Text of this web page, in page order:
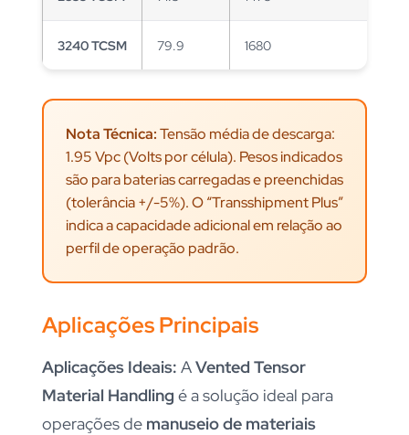
3240 TCSM 79.9 1680
Nota Técnica:Tensão média de descarga:
1.95 Vpc (Volts por célula). Pesos indicados
são para baterias carregadas e preenchidas
(tolerância +/-5%). O “Transshipment Plus”
indica a capacidade adicional em relação ao
perfil de operação padrão.
Aplicações Principais
Aplicações Ideais: AVented Tensor
Material Handling é a solução ideal para
operações de manuseio de materiais